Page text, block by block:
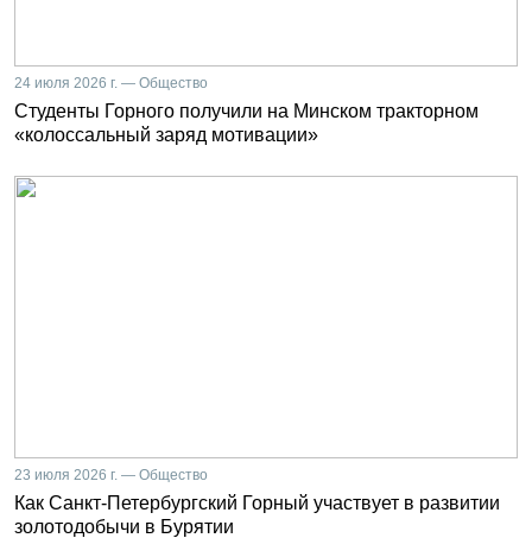
24 июля 2026 г. — Общество
Студенты Горного получили на Минском тракторном
«колоссальный заряд мотивации»
23 июля 2026 г. — Общество
Как Санкт-Петербургский Горный участвует в развитии
золотодобычи в Бурятии